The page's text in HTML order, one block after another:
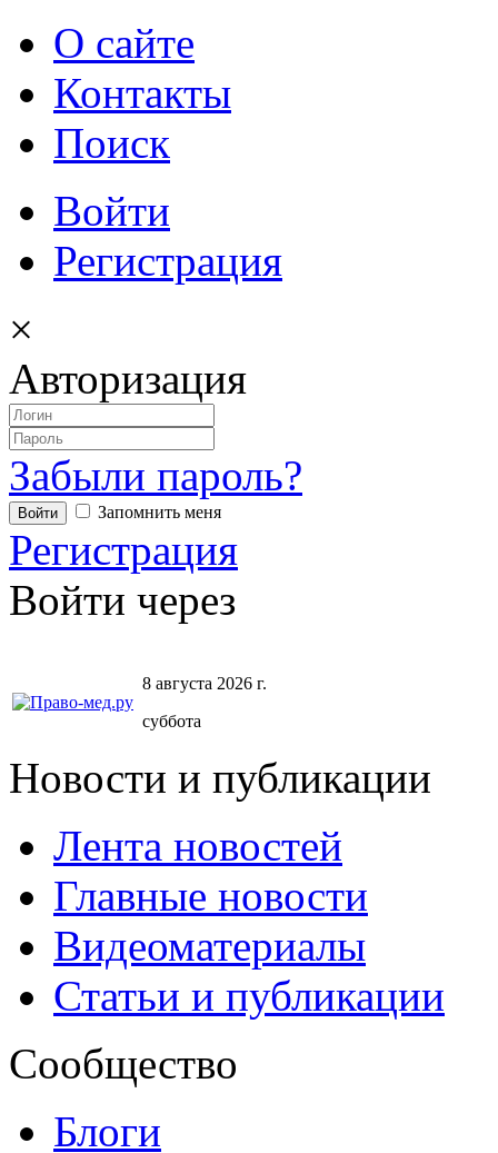
О сайте
Контакты
Поиск
Войти
Регистрация
×
Авторизация
Забыли пароль?
Запомнить меня
Регистрация
Войти через
8 августа 2026 г.
суббота
Новости и публикации
Лента новостей
Главные новости
Видеоматериалы
Статьи и публикации
Сообщество
Блоги